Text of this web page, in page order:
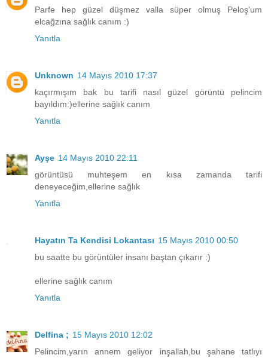
Parfe hep güzel düşmez valla süper olmuş Peloş'um
elcağzına sağlık canım :)
Yanıtla
Unknown 14 Mayıs 2010 17:37
kaçırmışım bak bu tarifi nasıl güzel görüntü pelincim
bayıldım:)ellerine sağlık canım
Yanıtla
Ayşe 14 Mayıs 2010 22:11
görüntüsü muhteşem en kısa zamanda tarifi
deneyeceğim,ellerine sağlık
Yanıtla
Hayatın Ta Kendisi Lokantası 15 Mayıs 2010 00:50
bu saatte bu görüntüler insanı baştan çıkarır :)
ellerine sağlık canım
Yanıtla
Delfina ; 15 Mayıs 2010 12:02
Pelincim,yarın annem geliyor inşallah,bu şahane tatlıyı